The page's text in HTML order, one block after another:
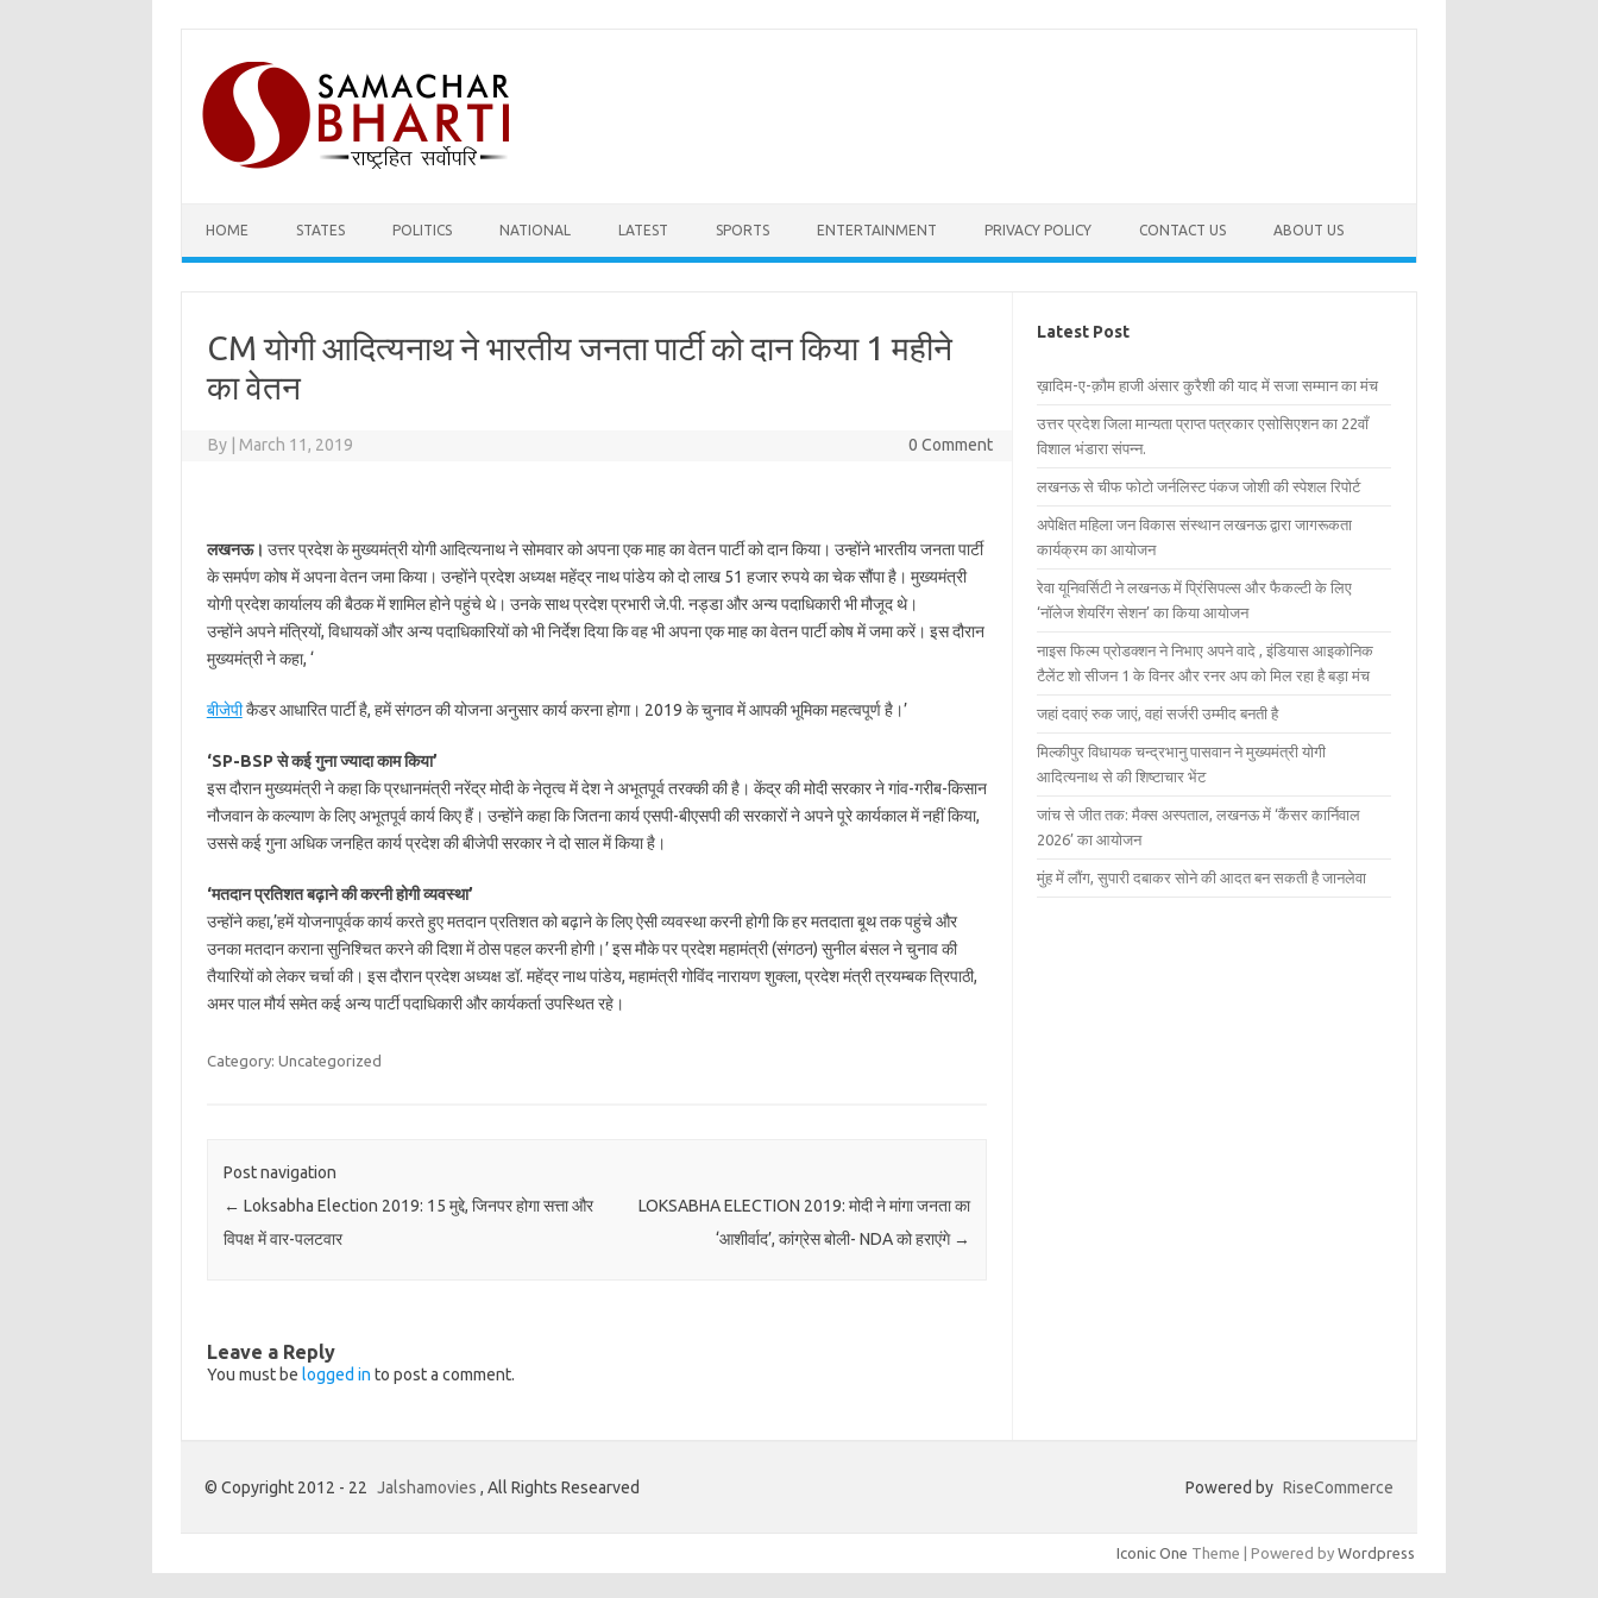
content
HOME STATES POLITICS NATIONAL LATEST SPORTS ENTERTAINMENT PRIVACY POLICY CONTACT US ABOUT US
CM योगी आदित्यनाथ ने भारतीय जनता पार्टी को दान किया 1 महीने
का वेतन
By March 11, 2019 0 Comment
लखनऊ। उत्तर प्रदेश के मुख्यमंत्री योगी आदित्यनाथ ने सोमवार को अपना एक माह का वेतन पार्टी को दान किया। उन्होंने भारतीय जनता पार्टी
के समर्पण कोष में अपना वेतन जमा किया। उन्होंने प्रदेश अध्यक्ष महेंद्र नाथ पांडेय को दो लाख 51 हजार रुपये का चेक सौंपा है। मुख्यमंत्री
योगी प्रदेश कार्यालय की बैठक में शामिल होने पहुंचे थे। उनके साथ प्रदेश प्रभारी जे.पी. नड्डा और अन्य पदाधिकारी भी मौजूद थे।
उन्होंने अपने मंत्रियों, विधायकों और अन्य पदाधिकारियों को भी निर्देश दिया कि वह भी अपना एक माह का वेतन पार्टी कोष में जमा करें। इस दौरान
मुख्यमंत्री ने कहा, ‘
बीजेपीकैडर आधारित पार्टी है, हमें संगठन की योजना अनुसार कार्य करना होगा। 2019 के चुनाव में आपकी भूमिका महत्वपूर्ण है।’
‘SP-BSP से कई गुना ज्यादा काम किया’
इस दौरान मुख्यमंत्री ने कहा कि प्रधानमंत्री नरेंद्र मोदी के नेतृत्व में देश ने अभूतपूर्व तरक्की की है। केंद्र की मोदी सरकार ने गांव-गरीब-किसान
नौजवान के कल्याण के लिए अभूतपूर्व कार्य किए हैं। उन्होंने कहा कि जितना कार्य एसपी-बीएसपी की सरकारों ने अपने पूरे कार्यकाल में नहीं किया,
उससे कई गुना अधिक जनहित कार्य प्रदेश की बीजेपी सरकार ने दो साल में किया है।
‘मतदान प्रतिशत बढ़ाने की करनी होगी व्यवस्था’
उन्होंने कहा,’हमें योजनापूर्वक कार्य करते हुए मतदान प्रतिशत को बढ़ाने के लिए ऐसी व्यवस्था करनी होगी कि हर मतदाता बूथ तक पहुंचे और
उनका मतदान कराना सुनिश्चित करने की दिशा में ठोस पहल करनी होगी।’ इस मौके पर प्रदेश महामंत्री (संगठन) सुनील बंसल ने चुनाव की
तैयारियों को लेकर चर्चा की। इस दौरान प्रदेश अध्यक्ष डॉ. महेंद्र नाथ पांडेय, महामंत्री गोविंद नारायण शुक्ला, प्रदेश मंत्री त्रयम्बक त्रिपाठी,
अमर पाल मौर्य समेत कई अन्य पार्टी पदाधिकारी और कार्यकर्ता उपस्थित रहे।
Category: Uncategorized
Post navigation
← Loksabha Election 2019: 15 मुद्दे, जिनपर होगा सत्ता और
विपक्ष में वार-पलटवार
LOKSABHA ELECTION 2019: मोदी ने मांगा जनता का
‘आशीर्वाद’, कांग्रेस बोली- NDA को हराएंगे →
Leave a Reply
You must be logged in to post a comment.
Latest Post
ख़ादिम-ए-क़ौम हाजी अंसार कुरैशी की याद में सजा सम्मान का मंच
उत्तर प्रदेश जिला मान्यता प्राप्त पत्रकार एसोसिएशन का 22वाँ
विशाल भंडारा संपन्न.
लखनऊ से चीफ फोटो जर्नलिस्ट पंकज जोशी की स्पेशल रिपोर्ट
अपेक्षित महिला जन विकास संस्थान लखनऊ द्वारा जागरूकता
कार्यक्रम का आयोजन
रेवा यूनिवर्सिटी ने लखनऊ में प्रिंसिपल्स और फैकल्टी के लिए
‘नॉलेज शेयरिंग सेशन’ का किया आयोजन
नाइस फिल्म प्रोडक्शन ने निभाए अपने वादे , इंडियास आइकोनिक
टैलेंट शो सीजन 1 के विनर और रनर अप को मिल रहा है बड़ा मंच
जहां दवाएं रुक जाएं, वहां सर्जरी उम्मीद बनती है
मिल्कीपुर विधायक चन्द्रभानु पासवान ने मुख्यमंत्री योगी
आदित्यनाथ से की शिष्टाचार भेंट
जांच से जीत तक: मैक्स अस्पताल, लखनऊ में ‘कैंसर कार्निवाल
2026’ का आयोजन
मुंह में लौंग, सुपारी दबाकर सोने की आदत बन सकती है जानलेवा
© Copyright 2012 - 22 Jalshamovies , All Rights Researved Powered by RiseCommerce
Iconic One Theme | Powered by Wordpress